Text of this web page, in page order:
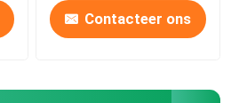
Contacteer ons